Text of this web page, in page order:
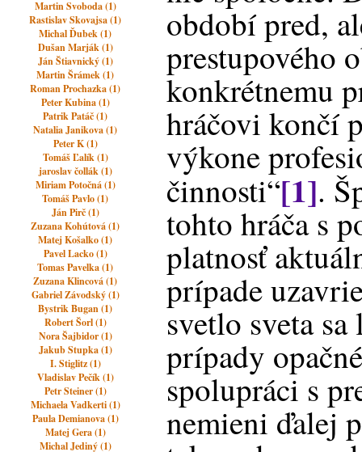
Martin Svoboda (1)
Rastislav Skovajsa (1)
Michal Ďubek (1)
Dušan Marják (1)
Ján Štiavnický (1)
Martin Šrámek (1)
Roman Prochazka (1)
Peter Kubina (1)
Patrik Patáč (1)
Natalia Janikova (1)
Peter K (1)
Tomáš Ľalík (1)
jaroslav čollák (1)
Miriam Potočná (1)
Tomáš Pavlo (1)
Ján Pirč (1)
Zuzana Kohútová (1)
Matej Košalko (1)
Pavel Lacko (1)
Tomas Pavelka (1)
Zuzana Klincová (1)
Gabriel Závodský (1)
Bystrik Bugan (1)
Robert Šorl (1)
Nora Šajbidor (1)
Jakub Stupka (1)
I. Stiglitz (1)
Vladislav Pečík (1)
Petr Steiner (1)
Michaela Vadkerti (1)
Paula Demianova (1)
Matej Gera (1)
Michal Jediný (1)
období pred,
prestupového
konkrétnemu
hráčovi končí
výkone
činnosti“[1].
tohto hráča s
platnosť
prípade
svetlo sveta
prípady
spolupráci s
nemieni ďalej